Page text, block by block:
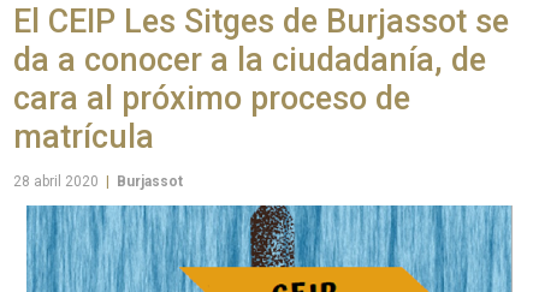
El CEIP Les Sitges de Burjassot se
da a conocer a la ciudadanía, de
cara al próximo proceso de
matrícula
28 abril 2020 Burjassot